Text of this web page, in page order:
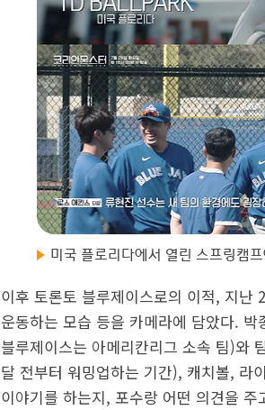
미국 플로리다에서 열린 스프링캠
이후 토론토 블루제이스로의 이적, 지난
운동하는 모습 등을 카메라에 담았다.
블루제이스는 아메리칸리그 소속 팀)와
달 전부터 워밍업하는 기간), 캐치볼, 라
이야기를 하는지, 포수랑 어떤 의견을